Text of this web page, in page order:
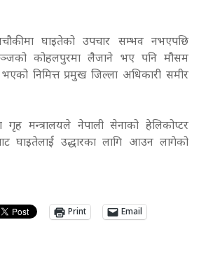
घाइतेको उपचार सम्भव नभएपछि
कोहलपुरमा लैजाने भए पनि मौसम
निमित्त प्रमुख जिल्ला अधिकारी समीर
मन्त्रालयले नेपाली सेनाको हेलिकोप्टर
घाइतेलाई उद्धारका लागि आउन लागेको
Print Email